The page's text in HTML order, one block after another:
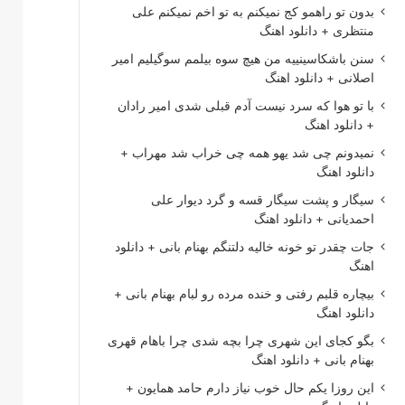
بدون تو راهمو کج نمیکنم به تو اخم نمیکنم علی
منتظری + دانلود اهنگ
سنن باشکاسینییه من هیچ سوه بیلمم سوگیلیم امیر
اصلانی + دانلود اهنگ
با تو هوا که سرد نیست آدم قبلی شدی امیر رادان
+ دانلود اهنگ
نمیدونم چی شد یهو همه چی خراب شد مهراب +
دانلود اهنگ
سیگار و پشت سیگار قسه و گرد دیوار علی
احمدیانی + دانلود اهنگ
جات چقدر تو خونه خالیه دلتنگم بهنام بانی + دانلود
اهنگ
بیچاره قلبم رفتی و خنده مرده رو لبام بهنام بانی +
دانلود اهنگ
بگو کجای این شهری چرا بچه شدی چرا باهام قهری
بهنام بانی + دانلود اهنگ
این روزا یکم حال خوب نیاز دارم حامد همایون +